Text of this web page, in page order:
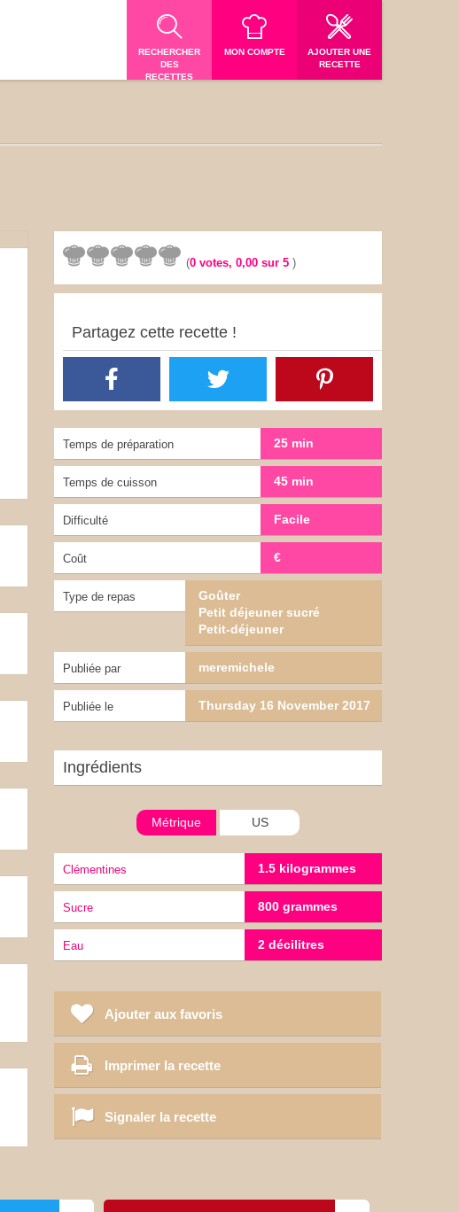
RECHERCHER
DES
RECETTES
MON COMPTE
AJOUTER UNE
RECETTE
(0 votes,0,00 sur 5)
Partagez cette recette !
Temps de préparation 25 min
Temps de cuisson 45 min
Difficulté Facile
Coût €
Type de repas
Goûter
Petit déjeuner sucré
Petit-déjeuner
Publiée par meremichele
Publiée le Thursday 16 November 2017
Ingrédients
Métrique US
Clémentines 1.5 kilogrammes
Sucre 800 grammes
eau 2 décilitres
Ajouter aux favoris
Imprimer la recette
Signaler la recette